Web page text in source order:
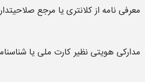
معرفی نامه از کلانتری یا مرجع صلاحیتدار
مدارکی هویتی نظیر کارت ملی یا